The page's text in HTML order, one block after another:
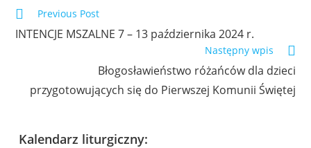
Previous Post
INTENCJE MSZALNE 7 – 13 października 2024 r.
Następny wpis
Błogosławieństwo różańców dla dzieci
przygotowujących się do Pierwszej Komunii Świętej
Kalendarz liturgiczny: